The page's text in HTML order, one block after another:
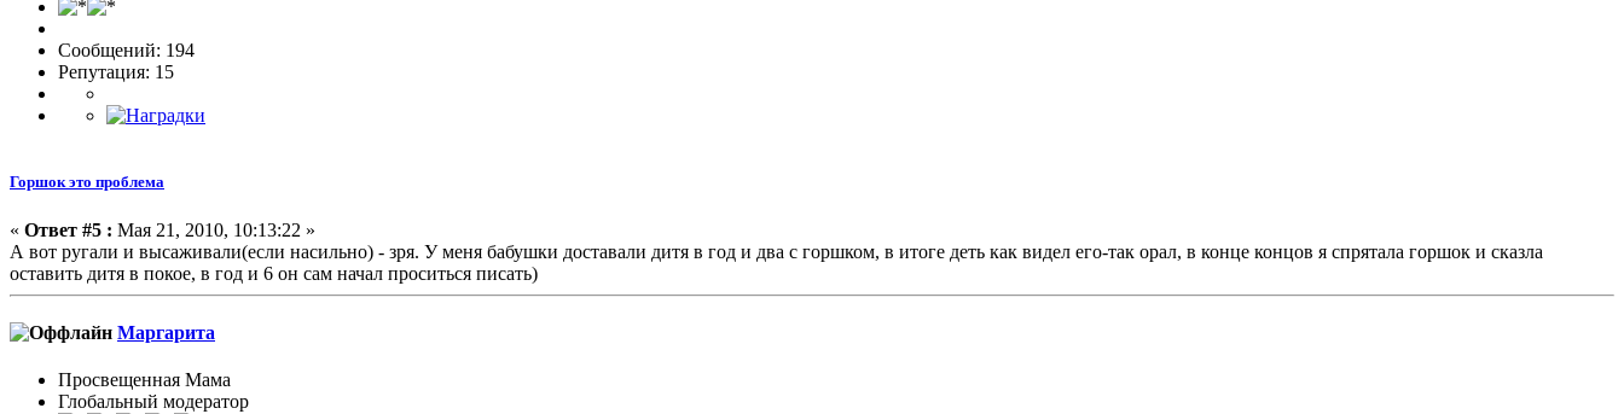
Сообщений: 194
Репутация: 15
Горшок это проблема
« Ответ #5 : Мая 21, 2010, 10:13:22 »
А вот ругали и высаживали(если насильно) - зря. У меня бабушки доставали дитя в год и два с горшком, в итоге деть как видел его-так орал, в конце концов я спрятала горшок и сказла
оставить дитя в покое, в год и 6 он сам начал проситься писать)
Маргарита
Просвещенная Мама
Глобальный модератор